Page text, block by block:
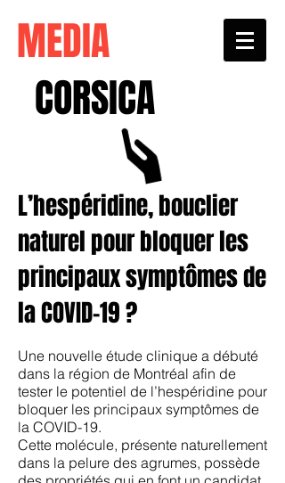
MEDIA
CORSICA
L’hespéridine, bouclier
naturel pour bloquer les
principaux symptômes de
la COVID-19 ?
Une nouvelle étude clinique a débuté
dans la région de Montréal afin de
tester le potentiel de l’hespéridine pour
bloquer les principaux symptômes de
la COVID-19.
Cette molécule, présente naturellement
dans la pelure des agrumes, possède